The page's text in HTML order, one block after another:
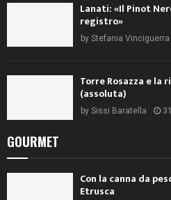
Lanati: «Il Pinot
registro»
by Stefania Vinciguerra
Torre Rosazza e la
(assoluta)
by Sissi Baratella
GOURMET
Con la canna da
Etrusca